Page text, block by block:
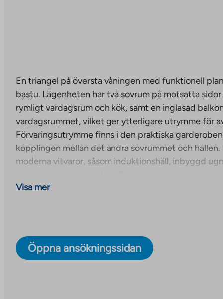
En triangel på översta våningen med funktionell
bastu. Lägenheten har två sovrum på motsatta
rymligt vardagsrum och kök, samt en inglasad
vardagsrummet, vilket ger ytterligare utrymme för
Förvaringsutrymme finns i den praktiska
kopplingen mellan det andra sovrummet och
moderna vitvaror, såsom induktionshäll, inbyggd
badrummet är kaklat med keramikplattor.
sjuvåningshus som är högt. Varje lägenhet har
eller en balkong. En lägenhet har båda. Några av
Visa mer
Öppna ansökningssidan